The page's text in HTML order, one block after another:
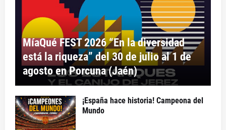
MíaQué FEST 2026 “En la diversidad
está la riqueza” del 30 de julio al 1 de
agosto en Porcuna (Jaén)
¡España hace historia! Campeona del
Mundo